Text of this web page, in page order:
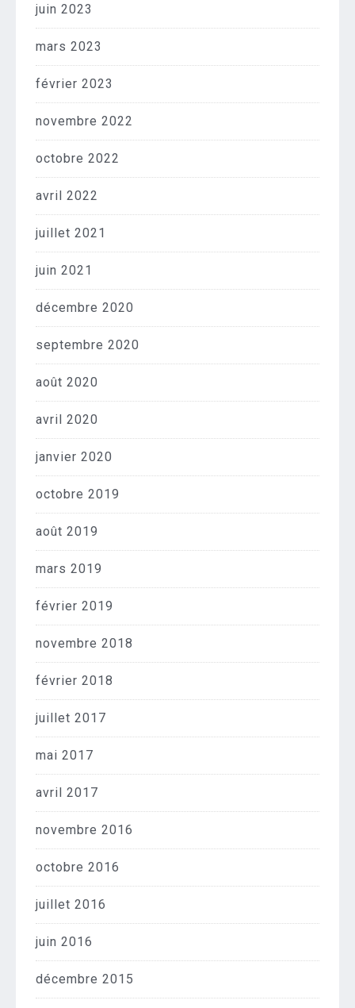
juin 2023
mars 2023
février 2023
novembre 2022
octobre 2022
avril 2022
juillet 2021
juin 2021
décembre 2020
septembre 2020
août 2020
avril 2020
janvier 2020
octobre 2019
août 2019
mars 2019
février 2019
novembre 2018
février 2018
juillet 2017
mai 2017
avril 2017
novembre 2016
octobre 2016
juillet 2016
juin 2016
décembre 2015